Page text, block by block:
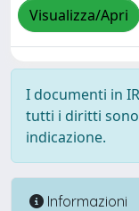
Visualizza/Apri
I documenti in
tutti i diritti
indicazione.
Informazioni